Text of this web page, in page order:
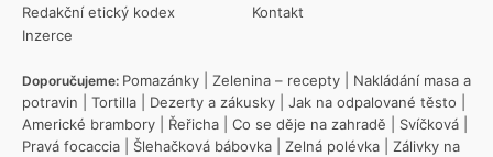
Redakční etický kodex
Inzerce
Kontakt
Doporučujeme: Pomazánky Zelenina – recepty
Nakládání masa a
potravin
Tortilla Dezerty a zákusky Jak na odpalované těsto
Americké brambory
Řeřicha Co se děje na zahradě Svíčková
Pravá focaccia
Šlehačková bábovka Zelná polévka
Zálivky na